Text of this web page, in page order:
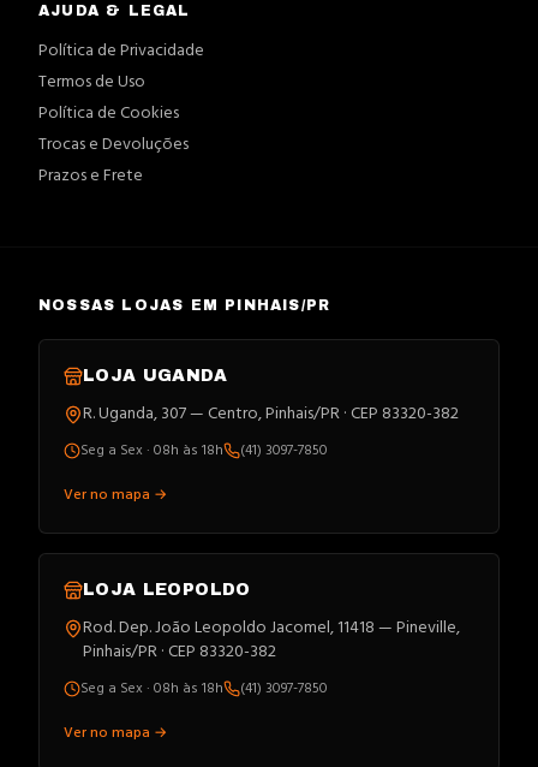
AJUDA & LEGAL
Política de Privacidade
Termos de Uso
Política de Cookies
Trocas e Devoluções
Prazos e Frete
NOSSAS LOJAS EM PINHAIS/PR
LOJA UGANDA
R. Uganda, 307 — Centro, Pinhais/PR · CEP 83320-382
Seg a Sex · 08h às 18h
(41) 3097-7850
Ver no mapa →
LOJA LEOPOLDO
Rod. Dep. João Leopoldo Jacomel, 11418 — Pineville,
Pinhais/PR · CEP 83320-382
Seg a Sex · 08h às 18h
(41) 3097-7850
Ver no mapa →